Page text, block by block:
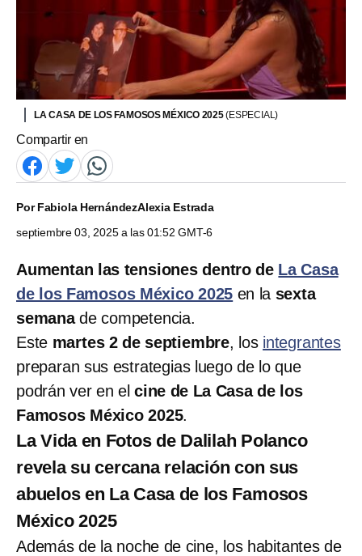
LA CASA DE LOS FAMOSOS MÉXICO 2025(ESPECIAL)
Compartir en
PorFabiola HernándezAlexia Estrada
septiembre 03, 2025 a las 01:52 GMT-6
Aumentan las tensiones dentro de La Casa
de los Famosos México 2025 en la sexta
semanade competencia.
Este martes 2 de septiembre, los integrantes
preparan sus estrategias luego de lo que
podrán ver en elcine de La Casa de los
Famosos México 2025.
La Vida en Fotos de Dalilah Polanco
revela su cercana relación con sus
abuelos en La Casa de los Famosos
México 2025
Además de la noche de cine, los habitantes de